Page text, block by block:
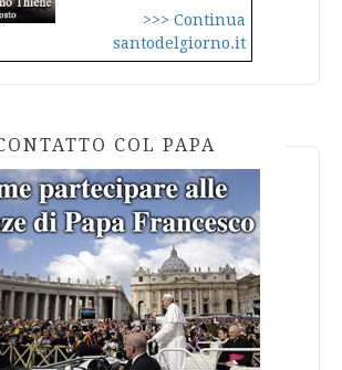
>>> Continua
santodelgiorno.it
COL PAPA